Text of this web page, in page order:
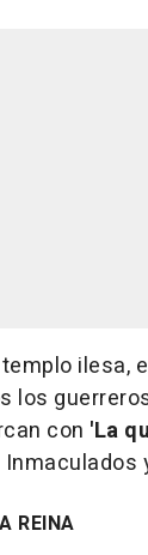
ilesa,
los
con 'La
Inmaculados
REINA